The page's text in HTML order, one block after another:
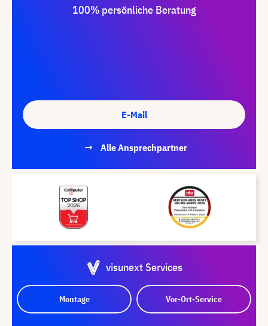
100% persönliche Beratung
E-Mail
Alle Ansprechpartner
visunext Services
Montage Vor-Ort-Service